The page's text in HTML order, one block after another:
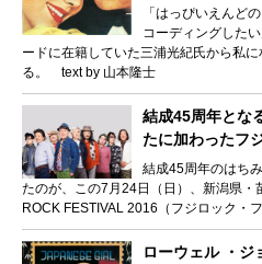
「はっぴいえんど
コーディングした
ードに在籍していた三浦光紀氏から私
る。 text by 山本隆士
結成45周年とな
たに加わったフ
結成45周年のはち
たのが、この7月24日（日）、新潟県・
ROCK FESTIVAL 2016（フジロック・
ローウェル ・